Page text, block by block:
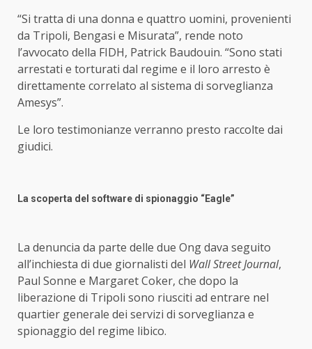
“Si tratta di una donna e quattro uomini, provenienti
da Tripoli, Bengasi e Misurata”, rende noto
l’avvocato della FIDH, Patrick Baudouin. “Sono stati
arrestati e torturati dal regime e il loro arresto è
direttamente correlato al sistema di sorveglianza
Amesys”.
Le loro testimonianze verranno presto raccolte dai
giudici.
La scoperta del software di spionaggio “Eagle”
La denuncia da parte delle due Ong dava seguito
all’inchiesta di due giornalisti del Wall Street Journal,
Paul Sonne e Margaret Coker, che dopo la
liberazione di Tripoli sono riusciti ad entrare nel
quartier generale dei servizi di sorveglianza e
spionaggio del regime libico.